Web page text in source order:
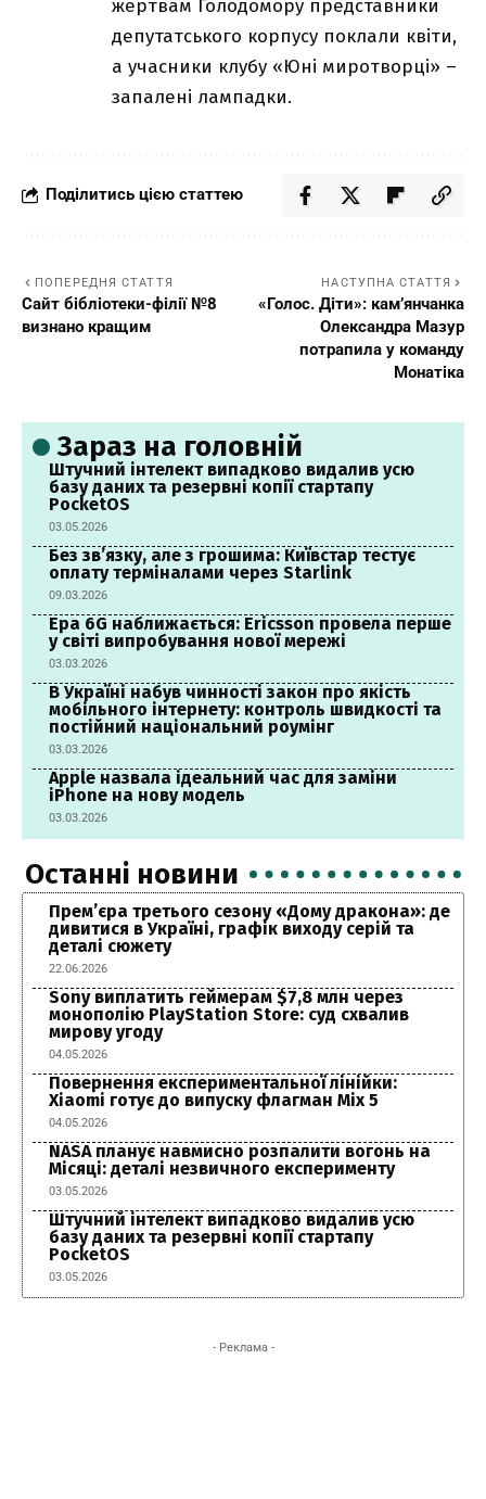
жертвам Голодомору представники
депутатського корпусу поклали квіти,
а учасники клубу «Юні миротворці» –
запалені лампадки.
Поділитись цією статтею
ПОПЕРЕДНЯ СТАТТЯ
Сайт бібліотеки-філії №8
визнано кращим
НАСТУПНА СТАТТЯ
«Голос. Діти»: кам’янчанка
Олександра Мазур
потрапила у команду
Монатіка
Зараз на головній
Штучний інтелект випадково видалив усю
базу даних та резервні копії стартапу
PocketOS
03.05.2026
Без зв’язку, але з грошима: Київстар тестує
оплату терміналами через Starlink
09.03.2026
Ера 6G наближається: Ericsson провела перше
у світі випробування нової мережі
03.03.2026
В Україні набув чинності закон про якість
мобільного інтернету: контроль швидкості та
постійний національний роумінг
03.03.2026
Apple назвала ідеальний час для заміни
iPhone на нову модель
03.03.2026
Останні новини
Прем’єра третього сезону «Дому дракона»: де
дивитися в Україні, графік виходу серій та
деталі сюжету
22.06.2026
Sony виплатить геймерам $7,8 млн через
монополію PlayStation Store: суд схвалив
мирову угоду
04.05.2026
Повернення експериментальної лінійки:
Xiaomi готує до випуску флагман Mix 5
04.05.2026
NASA планує навмисно розпалити вогонь на
Місяці: деталі незвичного експерименту
03.05.2026
Штучний інтелект випадково видалив усю
базу даних та резервні копії стартапу
PocketOS
03.05.2026
- Реклама -